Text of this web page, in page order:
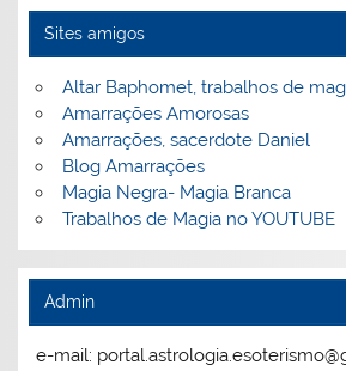
Sites amigos
Altar Baphomet, trabalhos de
Amarrações Amorosas
Amarrações, sacerdote Daniel
Blog Amarrações
Magia Negra- Magia Branca
Trabalhos de Magia no YOUTUBE
Admin
e-mail: